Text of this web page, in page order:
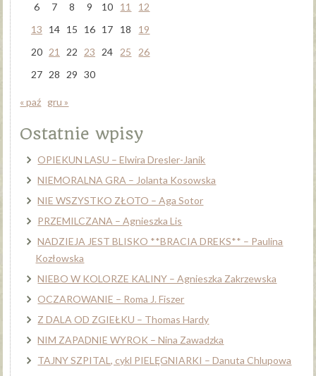
6
7 8 9 10 11
12
13
14 15 16 17 18
19
20 21 22 23 24 25
26
27 28 29 30
« paź gru »
Ostatnie wpisy
OPIEKUN LASU – Elwira Dresler-Janik
NIEMORALNA GRA – Jolanta Kosowska
NIE WSZYSTKO ZŁOTO – Aga Sotor
PRZEMILCZANA – Agnieszka Lis
NADZIEJA JEST BLISKO **BRACIA DREKS** – Paulina
Kozłowska
NIEBO W KOLORZE KALINY – Agnieszka Zakrzewska
OCZAROWANIE – Roma J. Fiszer
Z DALA OD ZGIEŁKU – Thomas Hardy
NIM ZAPADNIE WYROK – Nina Zawadzka
TAJNY SZPITAL, cykl PIELĘGNIARKI – Danuta Chlupowa